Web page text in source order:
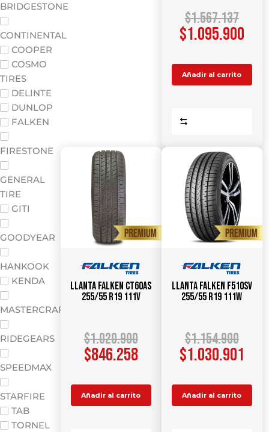
BRIDGESTONE
CONTINENTAL
COOPER
COSMO
TIRES
DELINTE
DUNLOP
FALKEN
FIRESTONE
GENERAL
TIRE
GITI
GOODYEAR
HANKOOK
KENDA
MASTERCRAFT
RIDEGEARS
SPEEDMAX
STARFIRE
TAB
TORNEL
$1.567.137
$1.095.900
Añadir al carrito
Llanta FALKEN CT60AS
255/55 R19 111V
$1.020.900
$846.258
Añadir al carrito
Llanta FALKEN F510SV
255/55 R19 111W
$1.154.900
$1.030.901
Añadir al carrito